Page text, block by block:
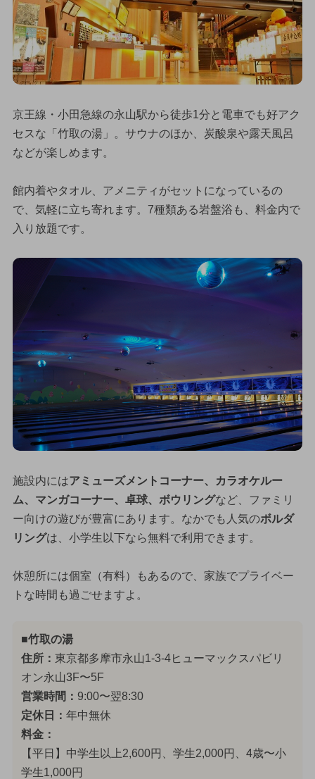
京王線・小田急線の永山駅から徒歩1分と電車でも好アク
セスな「竹取の湯」。サウナのほか、炭酸泉や露天風呂
などが楽しめます。
館内着やタオル、アメニティがセットになっているの
で、気軽に立ち寄れます。7種類ある岩盤浴も、料金内で
入り放題です。
施設内にはアミューズメントコーナー、カラオケルー
ム、マンガコーナー、卓球、ボウリングなど、ファミリ
ー向けの遊びが豊富にあります。なかでも人気のボルダ
リングは、小学生以下なら無料で利用できます。
休憩所には個室（有料）もあるので、家族でプライベー
トな時間も過ごせますよ。
■竹取の湯
住所： 東京都多摩市永山1-3-4ヒューマックスパビリ
オン永山3F〜5F
営業時間： 9:00〜翌8:30
定休日： 年中無休
料金：
【平日】中学生以上2,600円、学生2,000円、4歳〜小
学生1,000円